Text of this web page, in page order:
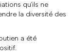
qu’ils ne
la diversité des
a été